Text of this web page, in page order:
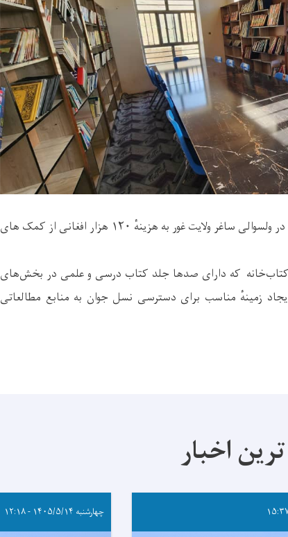
یک باب کتابخانه برای مدرسه دینی شمس‌المدارس در ولسوالی ساغر ولایت غور به هزینهٔ ۱۲۰ هزار افغانی از کمک های
کتاب‌خانه که دارای صدها جلد کتاب درسی و علمی در بخش‌های
زمینهٔ مناسب برای دسترسی نسل جوان به منابع مطالعاتی
اخبار
چهارشنبه ۱۴۰۵/۵/۱۴ - ۱۲:۱۸